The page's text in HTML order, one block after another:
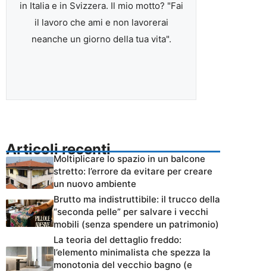
in Italia e in Svizzera. Il mio motto? "Fai
il lavoro che ami e non lavorerai
neanche un giorno della tua vita".
Articoli recenti
Moltiplicare lo spazio in un balcone
stretto: l’errore da evitare per creare
un nuovo ambiente
Brutto ma indistruttibile: il trucco della
“seconda pelle” per salvare i vecchi
mobili (senza spendere un patrimonio)
La teoria del dettaglio freddo:
l’elemento minimalista che spezza la
monotonia del vecchio bagno (e